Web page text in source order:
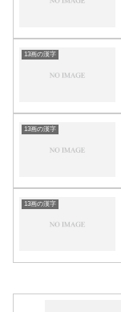
13画の漢字
13画の漢字
13画の漢字